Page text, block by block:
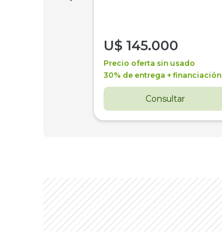
U$ 145.000
Precio oferta sin usado
30% de entrega + financiación
Consultar